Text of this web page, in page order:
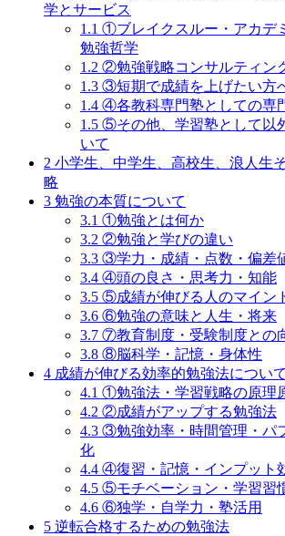
学とサービス
1.1 ①ブレイクスルー・アカデ
勉強哲学
1.2 ②勉強戦略コンサルティン
1.3 ③短期で成績を上げたい方
1.4 ④各教科専門塾としての専
1.5 ⑤その他、学習塾として以
いて
2 小学生、中学生、高校生、浪人生
略
3 勉強の本質について
3.1 ①勉強とは何か
3.2 ②勉強と学びの違い
3.3 ③学力・成績・点数・偏差
3.4 ④頭の良さ・思考力・知能
3.5 ⑤成績が伸びる人のマイン
3.6 ⑥勉強の意味と人生・将来
3.7 ⑦教育制度・受験制度との
3.8 ⑧脳科学・記憶・身体性
4 成績が伸びる効率的勉強法について
4.1 ①勉強法・学習戦略の原理
4.2 ②成績がアップする勉強法
4.3 ③勉強効率・時間管理・パ
化
4.4 ④復習・記憶・インプット
4.5 ⑤モチベーション・学習習
4.6 ⑥独学・自学力・塾活用
5 逆転合格するための勉強法